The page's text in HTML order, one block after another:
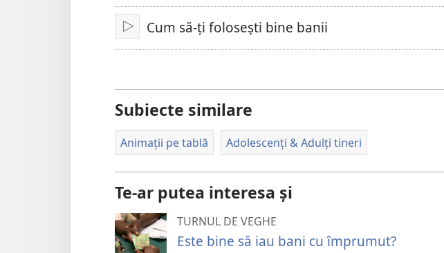
RedareCum să-ți folosești bine banii
Subiecte similare
Animații pe tablă Adolescenți & Adulți tineri
Te-ar putea interesa și
TURNUL DE VEGHE
Este bine să iau bani cu împrumut?